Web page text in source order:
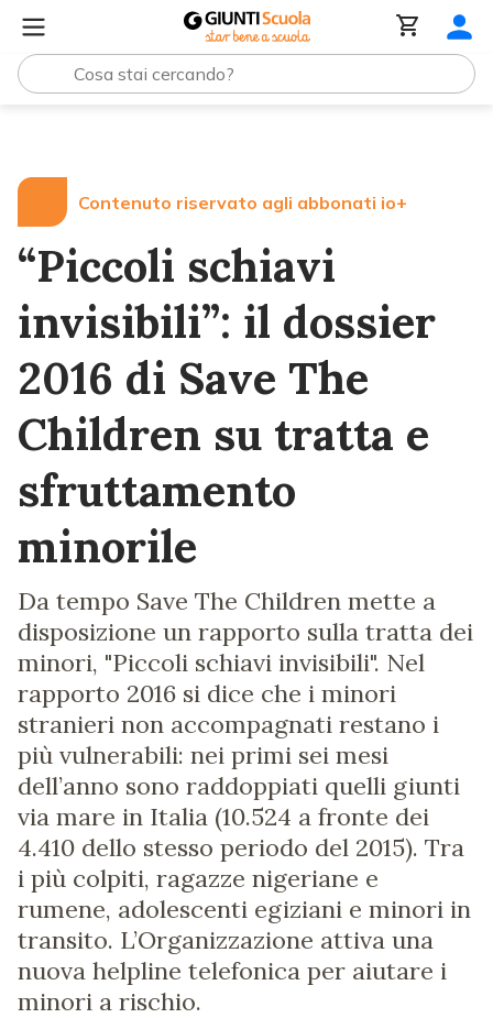
Contenuto riservato agli abbonati io+
“Piccoli schiavi
invisibili”: il dossier
2016 di Save The
Children su tratta e
sfruttamento
minorile
Da tempo Save The Children mette a
disposizione un rapporto sulla tratta dei
minori, "Piccoli schiavi invisibili". Nel
rapporto 2016 si dice che i minori
stranieri non accompagnati restano i
più vulnerabili: nei primi sei mesi
dell’anno sono raddoppiati quelli giunti
via mare in Italia (10.524 a fronte dei
4.410 dello stesso periodo del 2015). Tra
i più colpiti, ragazze nigeriane e
rumene, adolescenti egiziani e minori in
transito. L’Organizzazione attiva una
nuova helpline telefonica per aiutare i
minori a rischio.